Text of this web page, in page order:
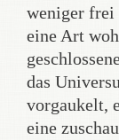
weniger frei
eine Art
das
vorgaukelt,
eine